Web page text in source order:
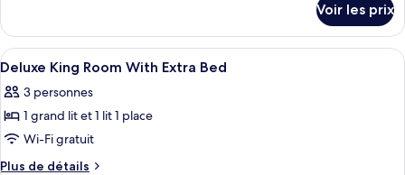
of
house)
le
type
de
Chambre
(8~13F,
of
house)
Voir les prix
Afficher
toutes
les
photos
pour
ce
Une salle de bain moderne dotée
3
Deluxe King Room With Extra Bed
3 personnes
1 grand lit et 1 lit 1 place
Wi-Fi gratuit
Plus de détails
Plus